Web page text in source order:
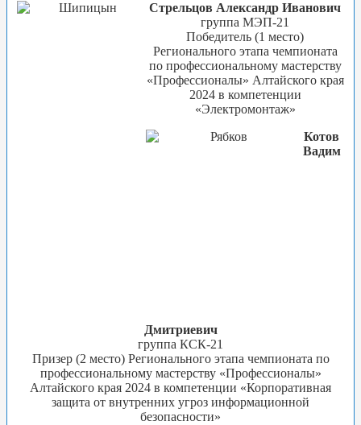
Стрельцов Александр Иванович
группа МЭП-21
Победитель (1 место)
Регионального этапа чемпионата
по профессиональному мастерству
«Профессионалы» Алтайского края
2024 в компетенции
«Электромонтаж»
Котов
Вадим
Дмитриевич
группа КСК-21
Призер (2 место) Регионального этапа чемпионата по
профессиональному мастерству «Профессионалы»
Алтайского края 2024 в компетенции «Корпоративная
защита от внутренних угроз информационной
безопасности»